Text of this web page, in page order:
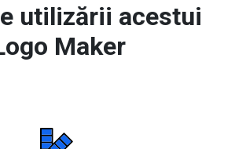
utilizării acestui
Maker